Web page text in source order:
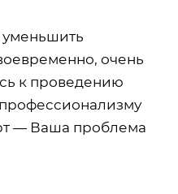
очень
к проведению
— Ваша проблема